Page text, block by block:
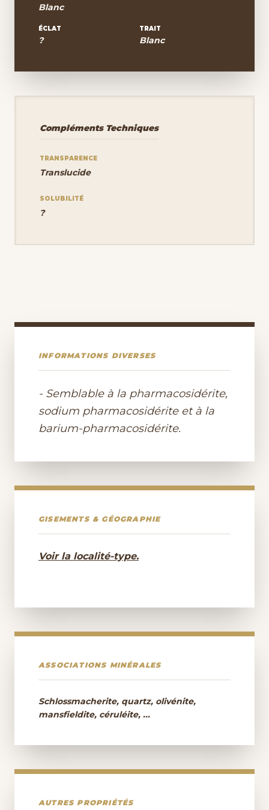
Blanc
ÉCLAT
?
TRAIT
Blanc
Compléments Techniques
TRANSPARENCE
Translucide
SOLUBILITÉ
?
INFORMATIONS DIVERSES
- Semblable à la pharmacosidérite,
sodium pharmacosidérite et à la
barium-pharmacosidérite.
GISEMENTS & GÉOGRAPHIE
Voir la localité-type.
ASSOCIATIONS MINÉRALES
Schlossmacherite, quartz, olivénite,
mansfieldite, céruléite, ...
AUTRES PROPRIÉTÉS